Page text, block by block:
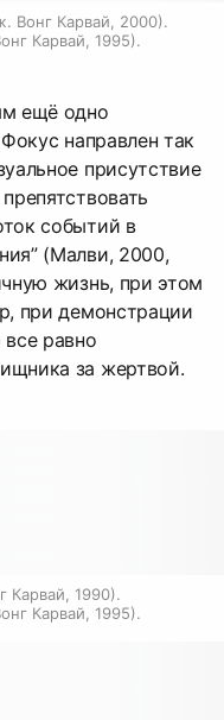
Вонг Карвай, 2000).
Карвай, 1995).
ещё одно
направлен так
присутствие
событий в
(Малви, 2000,
жизнь, при этом
при демонстрации
равно
за жертвой.
Карвай, 1990).
Карвай, 1995).